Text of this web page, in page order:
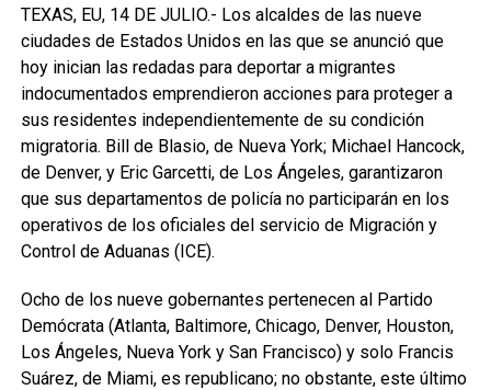
TEXAS, EU, 14 DE JULIO.- Los alcaldes de las nueve
ciudades de Estados Unidos en las que se anunció que
hoy inician las redadas para deportar a migrantes
indocumentados emprendieron acciones para proteger a
sus residentes independientemente de su condición
migratoria. Bill de Blasio, de Nueva York; Michael Hancock,
de Denver, y Eric Garcetti, de Los Ángeles, garantizaron
que sus departamentos de policía no participarán en los
operativos de los oficiales del servicio de Migración y
Control de Aduanas (ICE).
Ocho de los nueve gobernantes pertenecen al Partido
Demócrata (Atlanta, Baltimore, Chicago, Denver, Houston,
Los Ángeles, Nueva York y San Francisco) y solo Francis
Suárez, de Miami, es republicano; no obstante, este último